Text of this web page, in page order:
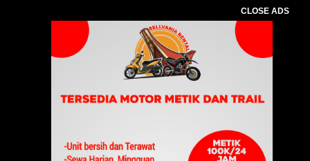
CLOSE ADS